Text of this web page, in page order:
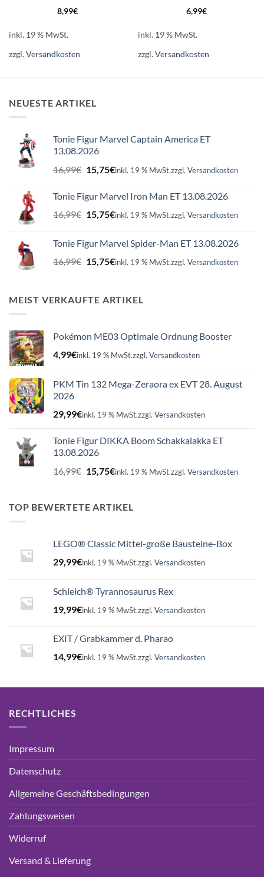
8,99€
inkl. 19 % MwSt.
zzgl.Versandkosten
6,99€
inkl. 19 % MwSt.
zzgl.Versandkosten
NEUESTE ARTIKEL
Tonie Figur Marvel Captain America ET
13.08.2026
16,99€ Ursprünglicher
Preis
16,99€
15,75€Aktueller
15,75€.
inkl. 19 % MwSt.zzgl. Versandkosten
Tonie Figur Marvel Iron Man ET 13.08.2026
16,99€ Ursprünglicher
Preis
16,99€
15,75€Aktueller
15,75€.
inkl. 19 % MwSt.zzgl. Versandkosten
Tonie Figur Marvel Spider-Man ET 13.08.2026
16,99€ Ursprünglicher
Preis
16,99€
15,75€Aktueller
15,75€.
inkl. 19 % MwSt.zzgl. Versandkosten
MEIST VERKAUFTE ARTIKEL
Pokémon ME03 Optimale Ordnung Booster
4,99€inkl. 19 % MwSt.zzgl. Versandkosten
PKM Tin 132 Mega-Zeraora ex EVT 28. August
2026
29,99€inkl. 19 % MwSt.zzgl. Versandkosten
Tonie Figur DIKKA Boom Schakkalakka ET
13.08.2026
16,99€ Ursprünglicher
Preis
16,99€
15,75€Aktueller
15,75€.
inkl. 19 % MwSt.zzgl. Versandkosten
TOP BEWERTETE ARTIKEL
LEGO® Classic Mittel-große Bausteine-Box
29,99€inkl. 19 % MwSt.zzgl. Versandkosten
Schleich® Tyrannosaurus Rex
19,99€inkl. 19 % MwSt.zzgl. Versandkosten
EXIT / Grabkammer d. Pharao
14,99€inkl. 19 % MwSt.zzgl. Versandkosten
RECHTLICHES
Impressum
Datenschutz
Allgemeine Geschäftsbedingungen
Zahlungsweisen
Widerruf
Versand & Lieferung